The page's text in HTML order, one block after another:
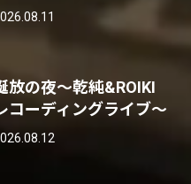
放の夜〜乾純&ROIKI
コーディングライブ〜